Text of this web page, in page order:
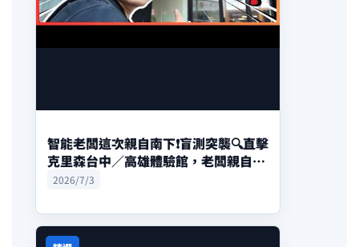
智能老闆這次親自南下❗️盲測突襲🔍直擊
克里森台中／高雄體驗館，老闆親自驗
收大連動😤
2026/7/3